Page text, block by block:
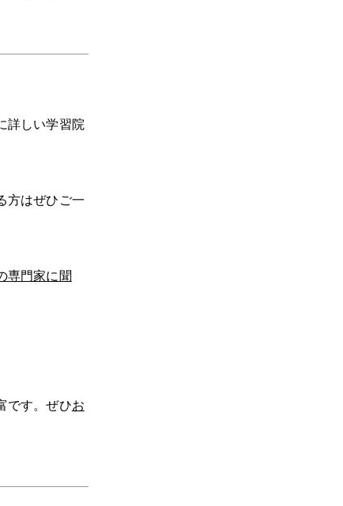
詳しい学習院
方はぜひご一
専門家に聞
です。ぜひお